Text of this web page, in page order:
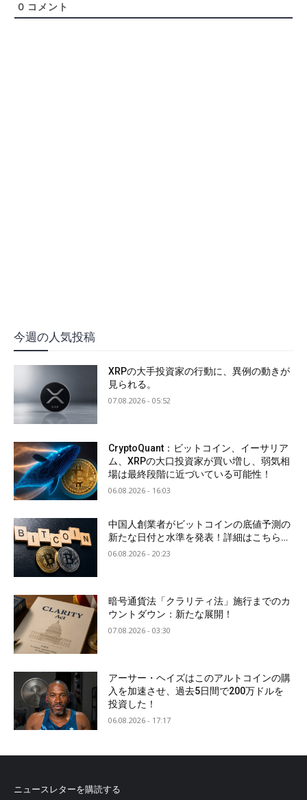
0 コメント
今週の人気投稿
XRPの大手投資家の行動に、異例の動きが
見られる。
07.08.2026 - 05:52
CryptoQuant：ビットコイン、イーサリア
ム、XRPの大口投資家が買い増し、弱気相
場は最終段階に近づいている可能性！
06.08.2026 - 16:03
中国人創業者がビットコインの底値予測の
新たな日付と水準を発表！詳細はこちら…
06.08.2026 - 20:23
暗号通貨法「クラリティ法」施行までのカ
ウントダウン：新たな展開！
07.08.2026 - 03:30
アーサー・ヘイズはこのアルトコインの購
入を加速させ、過去5日間で200万ドルを
投資した！
06.08.2026 - 17:17
ニュースレターを購読する